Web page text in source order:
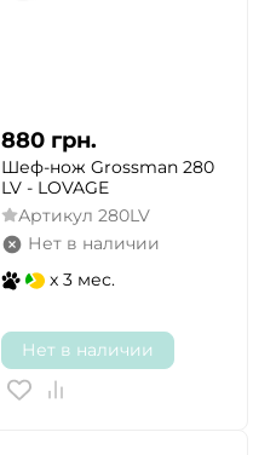
880 грн.
Шеф-нож Grossman 280
LV - LOVAGE
Артикул 280LV
Нет в наличии
x 3 мес.
Нет в наличии